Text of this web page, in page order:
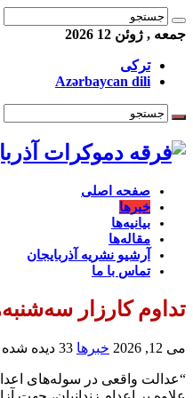
جمعه , ژوئن 12 2026
ترکی
Azərbaycan dili
صفحه اصلی
خبرها
بیانیه‌ها
مقاله‌ها
آرشیو نشریه آذربایجان
تماس با ما
تداوم کارزار سه‌شنبه‌های نه به اعدام
می 12, 2026 خبرها 33 دیده شده
“عدالت واقعی در سوله‌های